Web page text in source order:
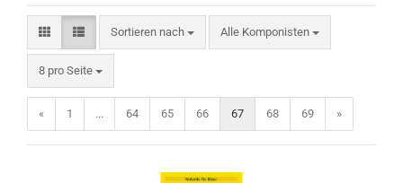
Sortieren nach Alle Komponisten
8 pro Seite
« 1 ... 64 65 66 67 68 69 »